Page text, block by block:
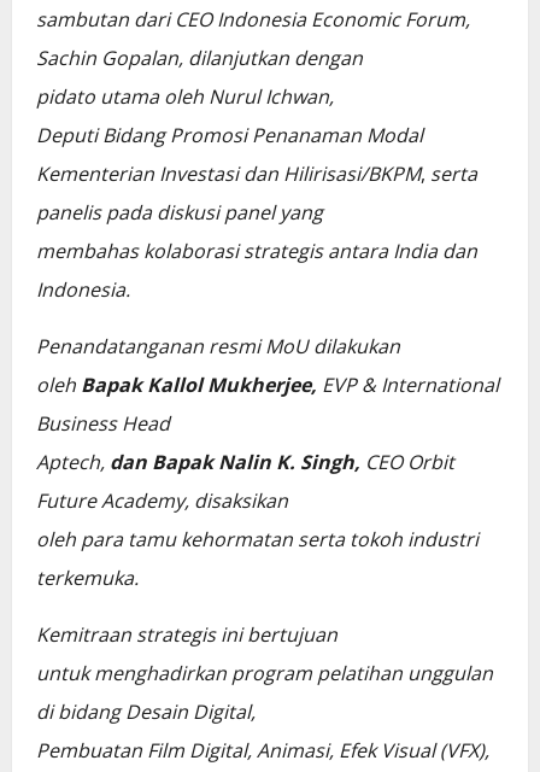
sambutan dari CEO Indonesia Economic Forum,
Sachin Gopalan, dilanjutkan dengan
pidato utama oleh Nurul Ichwan,
Deputi Bidang Promosi Penanaman Modal
Kementerian Investasi dan Hilirisasi/BKPM, serta
panelis pada diskusi panel yang
membahas kolaborasi strategis antara India dan
Indonesia.
Penandatanganan resmi MoU dilakukan
oleh Bapak Kallol Mukherjee, EVP & International
Business Head
Aptech, dan Bapak Nalin K. Singh, CEO Orbit
Future Academy, disaksikan
oleh para tamu kehormatan serta tokoh industri
terkemuka.
Kemitraan strategis ini bertujuan
untuk menghadirkan program pelatihan unggulan
di bidang Desain Digital,
Pembuatan Film Digital, Animasi, Efek Visual (VFX),